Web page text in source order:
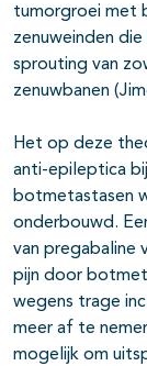
tumorgroei met
zenuweinden
sprouting van
zenuwbanen
Het op deze
anti-epileptica
botmetastasen
onderbouwd.
van pregabaline
pijn door
wegens trage
meer af te
mogelijk om